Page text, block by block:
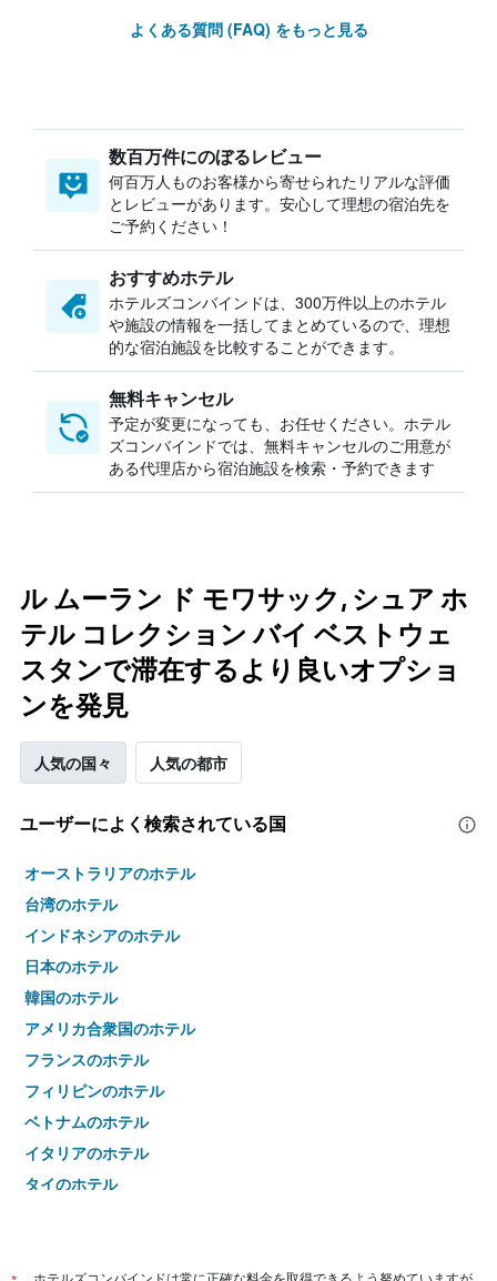
よくある質問 (FAQ) をもっと見る
数百万件にのぼるレビュー
何百万人ものお客様から寄せられたリアルな評価
とレビューがあります。安心して理想の宿泊先を
ご予約ください！
おすすめホテル
ホテルズコンバインドは、300万件以上のホテル
や施設の情報を一括してまとめているので、理想
的な宿泊施設を比較することができます。
無料キャンセル
予定が変更になっても、お任せください。ホテル
ズコンバインドでは、無料キャンセルのご用意が
ある代理店から宿泊施設を検索・予約できます
ル ムーラン ド モワサック, シュア ホ
テル コレクション バイ ベストウェ
スタンで滞在するより良いオプショ
ンを発見
人気の国々 人気の都市
ユーザーによく検索されている国
オーストラリアのホテル
台湾のホテル
インドネシアのホテル
日本のホテル
韓国のホテル
アメリカ合衆国のホテル
フランスのホテル
フィリピンのホテル
ベトナムのホテル
イタリアのホテル
タイのホテル